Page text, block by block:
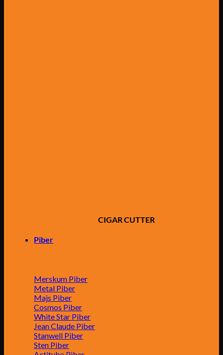
CIGAR CUTTER
Piber
Merskum Piber
Metal Piber
Majs Piber
Cosmos Piber
White Star Piber
Jean Claude Piber
Stanwell Piber
Sten Piber